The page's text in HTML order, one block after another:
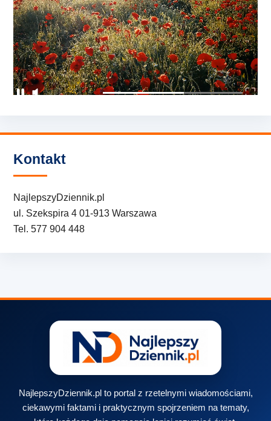
Kontakt
NajlepszyDziennik.pl
ul. Szekspira 4 01-913 Warszawa
Tel. 577 904 448
NajlepszyDziennik.pl to portal z rzetelnymi wiadomościami,
ciekawymi faktami i praktycznym spojrzeniem na tematy,